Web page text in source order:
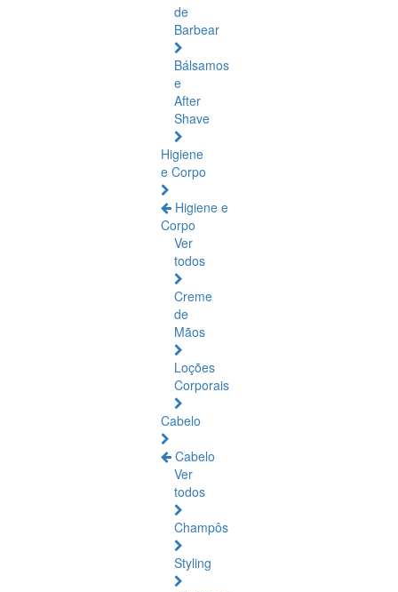
de
Barbear
Bálsamos
e
After
Shave
Higiene
e Corpo
Higiene e
Corpo
Ver
todos
Creme
de
Mãos
Loções
Corporais
Cabelo
Cabelo
Ver
todos
Champôs
Styling